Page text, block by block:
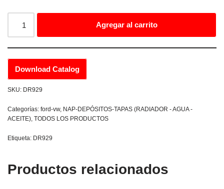
Agregar al carrito
Download Catalog
SKU: DR929
Categorías: ford-vw, NAP-DEPÓSITOS-TAPAS (RADIADOR - AGUA -
ACEITE), TODOS LOS PRODUCTOS
Etiqueta: DR929
Productos relacionados